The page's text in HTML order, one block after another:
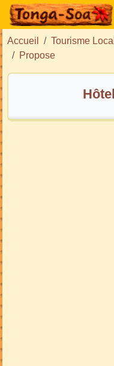
Accueil Tourisme Local
Propose